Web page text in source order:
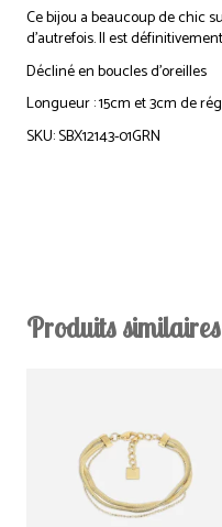
Ce bijou a beaucoup de chic
d’autrefois. Il est
Décliné en boucles d’oreilles
Longueur : 15cm et 3cm de
SKU: SBX12143-01GRN
Produits similaires